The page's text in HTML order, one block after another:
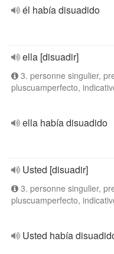
él había disuadido
ella [disuadir]
3. personne singulier,
pluscuamperfecto,
ella había disuadido
Usted [disuadir]
3. personne singulier,
pluscuamperfecto,
Usted había